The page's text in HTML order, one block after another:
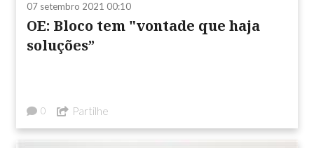
07 setembro 2021 00:10
OE: Bloco tem "vontade que haja
soluções”
0 Partilhe